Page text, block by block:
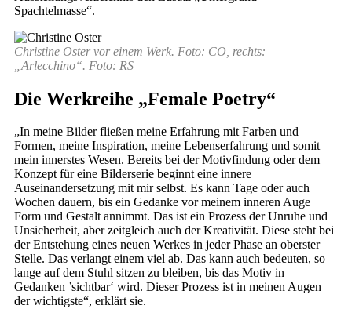
Spachtelmasse“.
Christine Oster vor einem Werk. Foto: CO, rechts:
„Arlecchino“. Foto: RS
Die Werkreihe „Female Poetry“
„In meine Bilder fließen meine Erfahrung mit Farben und
Formen, meine Inspiration, meine Lebenserfahrung und somit
mein innerstes Wesen. Bereits bei der Motivfindung oder dem
Konzept für eine Bilderserie beginnt eine innere
Auseinandersetzung mit mir selbst. Es kann Tage oder auch
Wochen dauern, bis ein Gedanke vor meinem inneren Auge
Form und Gestalt annimmt. Das ist ein Prozess der Unruhe und
Unsicherheit, aber zeitgleich auch der Kreativität. Diese steht bei
der Entstehung eines neuen Werkes in jeder Phase an oberster
Stelle. Das verlangt einem viel ab. Das kann auch bedeuten, so
lange auf dem Stuhl sitzen zu bleiben, bis das Motiv in
Gedanken ’sichtbar‘ wird. Dieser Prozess ist in meinen Augen
der wichtigste“, erklärt sie.